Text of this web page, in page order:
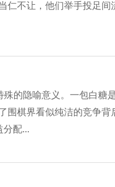
仁不让，他们举手投足间
殊的隐喻意义。一包白
围棋界看似纯洁的竞争
分配...